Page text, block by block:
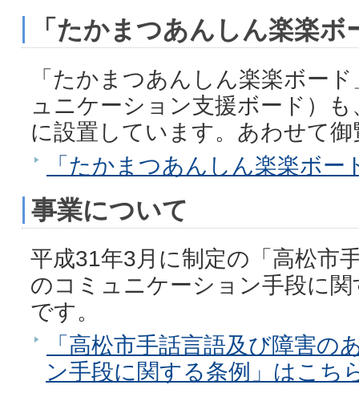
「たかまつあんしん楽楽
「たかまつあんしん楽楽ボー
ュニケーション支援ボード）
に設置しています。あわせて
「たかまつあんしん楽楽ボ
事業について
平成31年3月に制定の「高松市
のコミュニケーション手段に
です。
「高松市手話言語及び障害
ン手段に関する条例」はこち